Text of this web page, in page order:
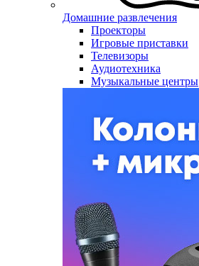
Домашние развлечения
Проекторы
Игровые приставки
Телевизоры
Аудиотехника
Музыкальные центры